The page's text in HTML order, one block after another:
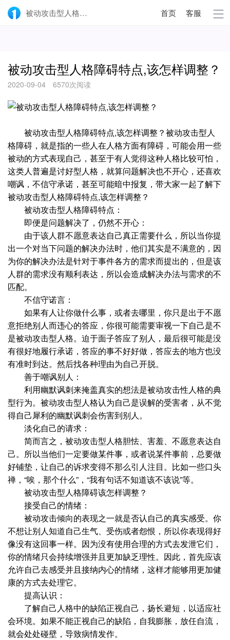
被动攻击型人格障碍特点,该怎样调整？-壹点灵 首页 客服
被动攻击型人格障碍特点,该怎样调整？
2020-09-04 6570次阅读
被动攻击型人格障碍特点,该怎样调整？被动攻击型人
格障碍，就是指的一些人在人格方面有障碍，可能会用一些
被动的方式表现自己，甚至于有人觉得这种人格比较可怕，
这类人普遍是讨好型人格，就算问题解决也不开心，还喜欢
嘲讽，不信守承诺，甚至可能暗中报复，带大家一起了解下
被动攻击型人格障碍特点,该怎样调整？
被动攻击型人格障碍特点：
即便是问题解决了，仍然不开心：
由于该人群不愿意表达自己真正需要什么，所以当你提
出一个对当下问题的解决办法时，他们其实是不满意的，因
为你的解决办法是针对于事件各方的需求而提出的，但是该
人群的需求没有顺利表达，所以会造成解决办法与需求的不
匹配。
不信守诺言：
如果有人让你做什么事，或者去哪里，你只是出于不愿
意拒绝别人而违心的答应，你很可能需要审视一下自己是不
是被动攻击型人格。迫于面子答应了别人，最后很可能是没
有很好地履行承诺，答应的事不好好做，答应去的地方也没
有准时到达。然后找各种理由为自己开脱。
善于嘲讽别人：
利用幽默讽刺来掩盖真实的想法是被动攻击性人格的典
型行为。被动攻击型人格认为自己是误解的受害者，从不觉
得自己犀利的幽默讽刺会伤害到别人。
淡化自己的请求：
简而言之，被动攻击型人格胆怯、害羞、不愿意表达自
己。所以当他们一定要做某件事，或者说某件事前，总要做
好铺垫，让自己的诉求变得不那么引人注目。比如一些口头
禅，“唉，那个什么”，“我有句话不知道该不该说”等。
被动攻击型人格障碍该怎样调整？
接受自己的情绪：
被动攻击倾向的表现之一就是否认自己的真实感受。你
不想让别人知道自己生气、受伤或者怨恨，所以你表现得好
像没有这回事一样。因为没有使用合理的方式去发泄它们，
你的情绪只会持续增强并且更加缺乏理性。因此，首先应该
允许自己去感受并且接纳内心的情绪，这样才能够用更加健
康的方式去处理它。
提高认识：
了解自己人格中的缺陷正视自己，扬长避短，以适应社
会环境。如果不能正视自己的缺陷，自我膨胀，放任自流，
就会处处碰壁，导致病情发作。